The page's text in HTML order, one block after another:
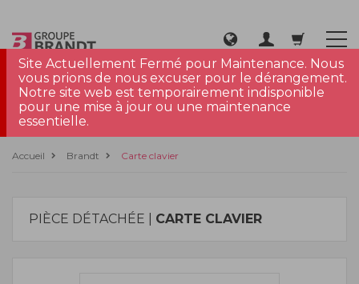
Site Actuellement Fermé pour Maintenance. Nous
vous prions de nous excuser pour le dérangement.
Notre site web est temporairement indisponible
pour une mise à jour ou une maintenance
essentielle.
Accueil Brandt Carte clavier
PIÈCE DÉTACHÉE | CARTE CLAVIER